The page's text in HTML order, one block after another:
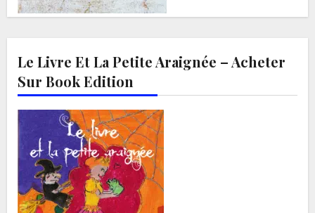
Le Livre Et La Petite Araignée – Acheter
Sur Book Edition